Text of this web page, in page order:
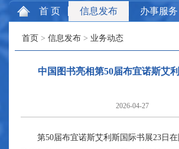
首 页 信息发布 办事服务
首页 > 信息发布 > 业务动态
中国图书亮相第50届布宜诺斯艾
2026-04-27
第50届布宜诺斯艾利斯国际书展23日